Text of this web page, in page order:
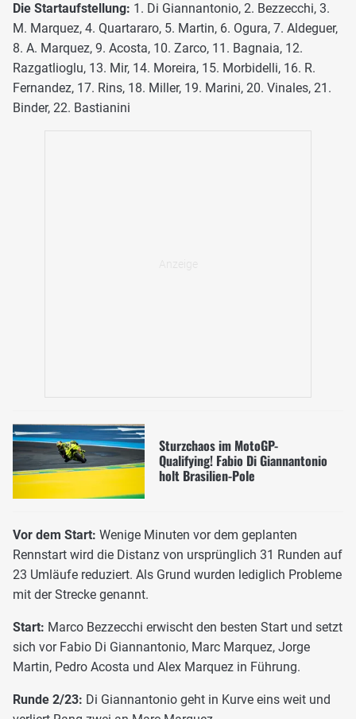
Die Startaufstellung: 1. Di Giannantonio, 2. Bezzecchi, 3.
M. Marquez, 4. Quartararo, 5. Martin, 6. Ogura, 7. Aldeguer,
8. A. Marquez, 9. Acosta, 10. Zarco, 11. Bagnaia, 12.
Razgatlioglu, 13. Mir, 14. Moreira, 15. Morbidelli, 16. R.
Fernandez, 17. Rins, 18. Miller, 19. Marini, 20. Vinales, 21.
Binder, 22. Bastianini
Sturzchaos im MotoGP-
Qualifying! Fabio Di Giannantonio
holt Brasilien-Pole
Vor dem Start: Wenige Minuten vor dem geplanten
Rennstart wird die Distanz von ursprünglich 31 Runden auf
23 Umläufe reduziert. Als Grund wurden lediglich Probleme
mit der Strecke genannt.
Start: Marco Bezzecchi erwischt den besten Start und setzt
sich vor Fabio Di Giannantonio, Marc Marquez, Jorge
Martin, Pedro Acosta und Alex Marquez in Führung.
Runde 2/23: Di Giannantonio geht in Kurve eins weit und